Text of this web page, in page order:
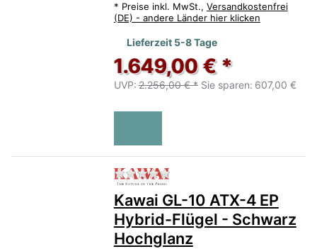
* Preise inkl. MwSt., Versandkostenfrei
(DE) - andere Länder hier klicken
Lieferzeit 5-8 Tage
1.649,00 € *
UVP: 2.256,00 € * Sie sparen: 607,00 €
Zu diesem Produkt liegen
Kawai GL-10 ATX-4 EP
Hybrid-Flügel - Schwarz
Hochglanz